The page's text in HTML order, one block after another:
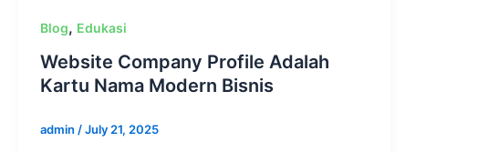
Blog, Edukasi
Website Company Profile Adalah
Kartu Nama Modern Bisnis
admin /July 21, 2025